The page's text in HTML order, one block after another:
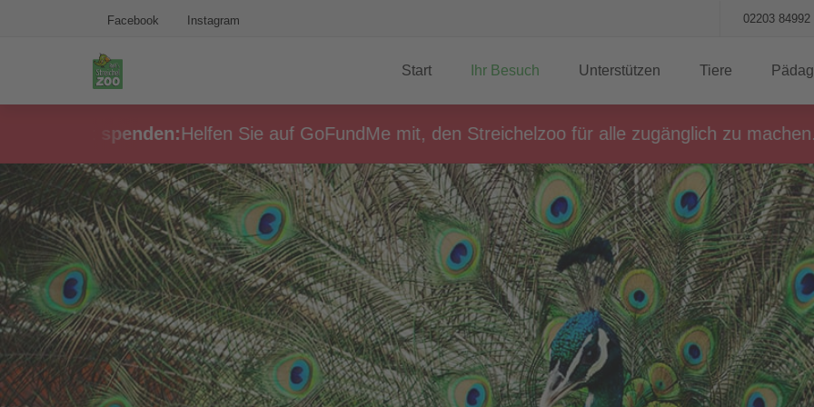
Facebook Instagram 02203 84992
Start Ihr Besuch Unterstützen Tiere
spenden:Helfen Sie auf GoFundMe mit, den Streichelzoo für alle zugänglich zu machen.